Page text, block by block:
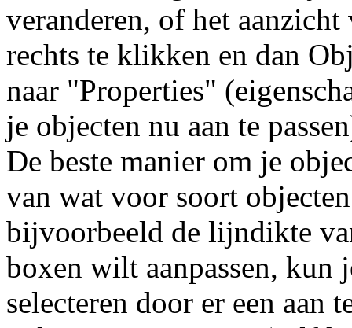
veranderen, of het
rechts te klikken en dan
naar "Properties"
je objecten nu aan te
De beste manier om je
van wat voor soort
bijvoorbeeld de lijndikte
boxen wilt aanpassen, kun
selecteren door er een